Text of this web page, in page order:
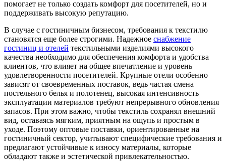
помогает не только создать комфорт для посетителей, но и
поддерживать высокую репутацию.
В случае с гостиничным бизнесом, требования к текстилю
становятся еще более строгими. Надежное снабжение
гостиниц и отелей текстильными изделиями высокого
качества необходимо для обеспечения комфорта и удобства
клиентов, что влияет на общее впечатление и уровень
удовлетворенности посетителей. Крупные отели особенно
зависят от своевременных поставок, ведь частая смена
постельного белья и полотенец, высокая интенсивность
эксплуатации материалов требуют непрерывного обновления
запасов. При этом важно, чтобы текстиль сохранял внешний
вид, оставаясь мягким, приятным на ощупь и простым в
уходе. Поэтому оптовые поставки, ориентированные на
гостиничный сектор, учитывают специфические требования и
предлагают устойчивые к износу материалы, которые
обладают также и эстетической привлекательностью.